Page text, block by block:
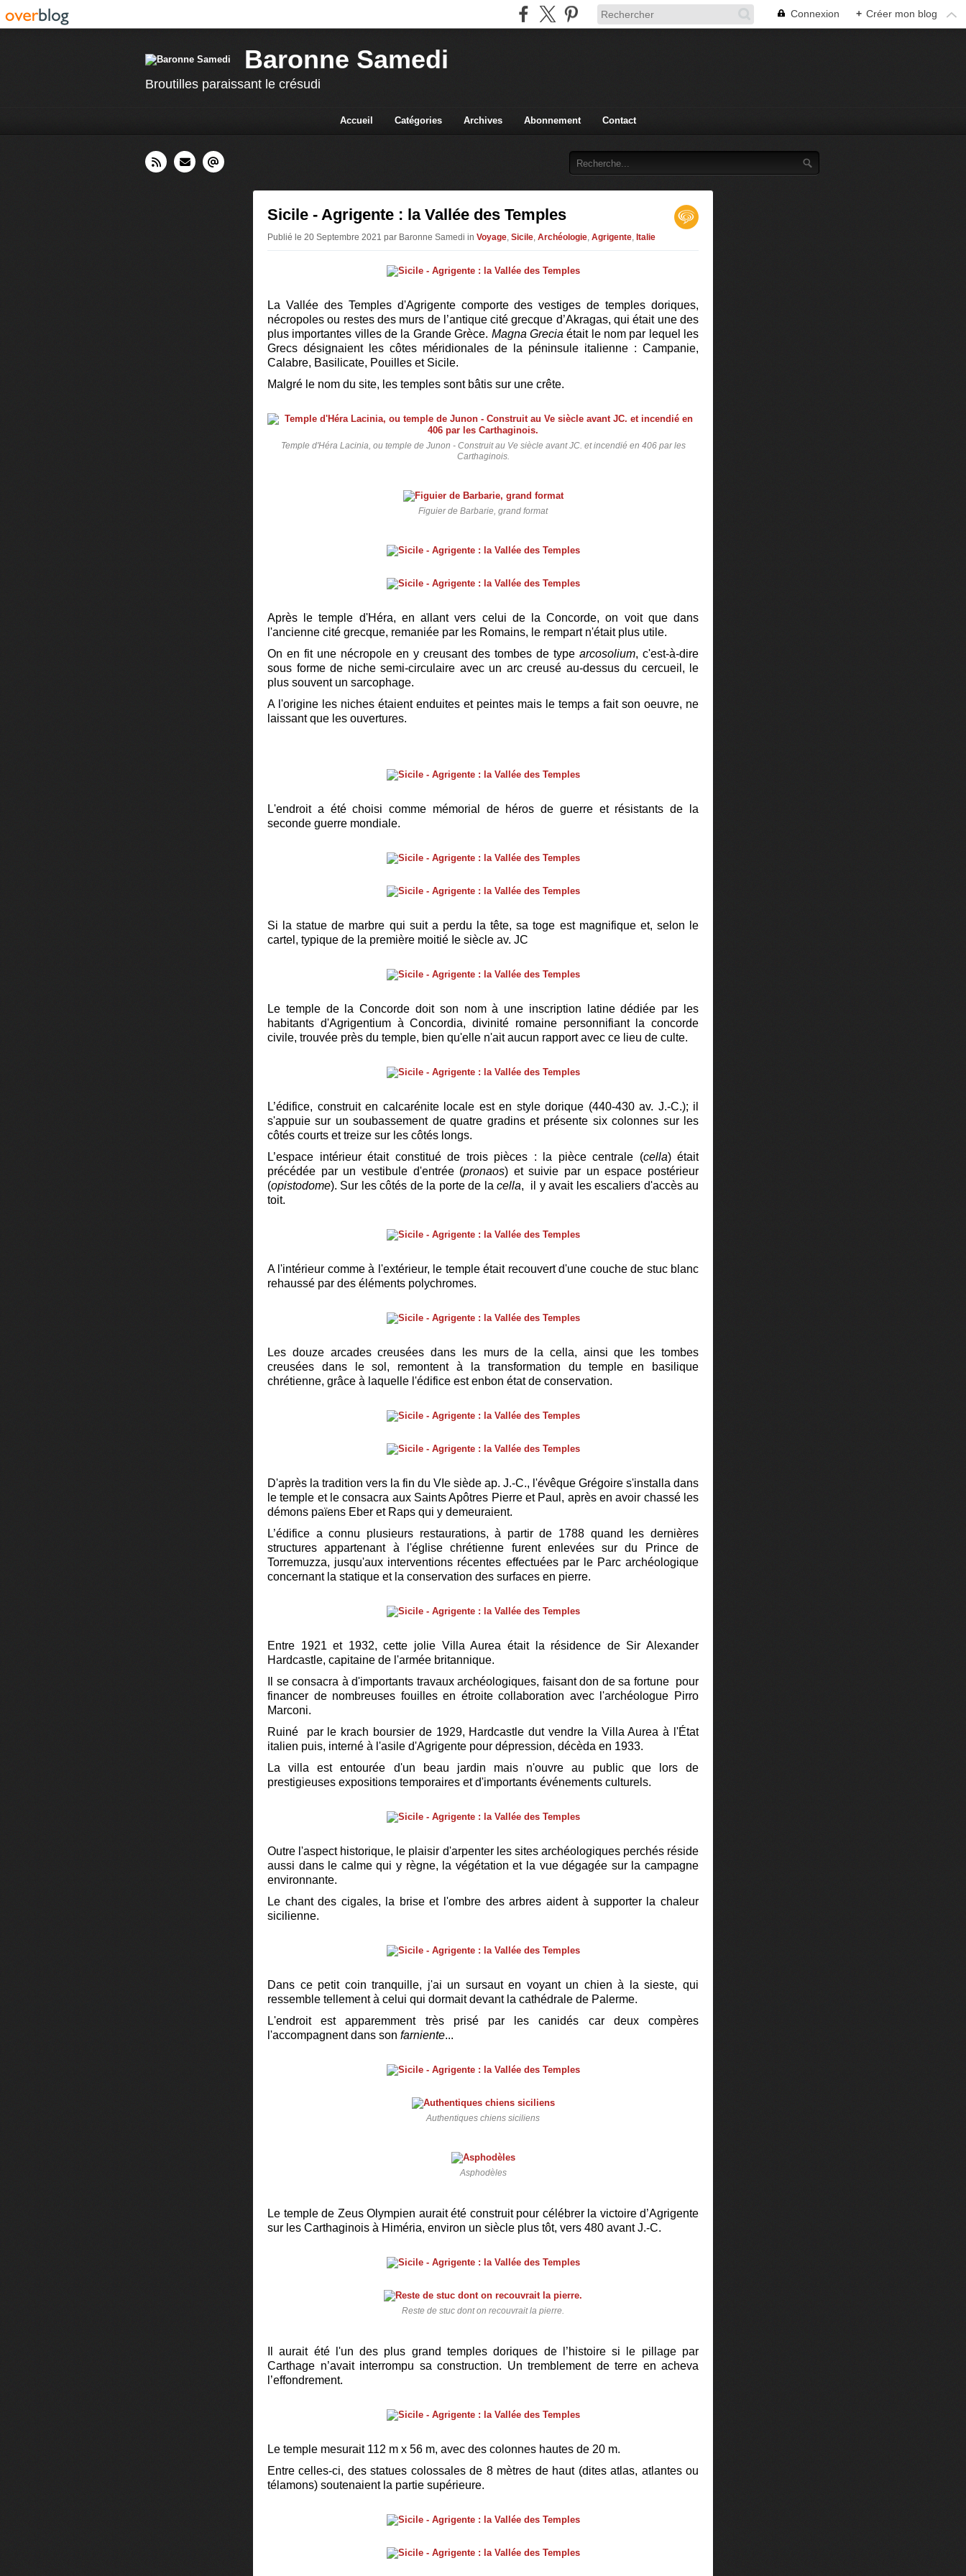
Connexion + Créer mon blog
Baronne Samedi
Broutilles paraissant le crésudi
Accueil Catégories Archives Abonnement Contact
Sicile - Agrigente : la Vallée des Temples
Publié le 20 Septembre 2021 par Baronne Samedi in Voyage, Sicile, Archéologie, Agrigente, Italie
La Vallée des Temples d'Agrigente comporte des vestiges de temples doriques,
nécropoles ou restes des murs de l’antique cité grecque d’Akragas, qui était une des
plus importantes villes de la Grande Grèce. Magna Grecia était le nom par lequel les
Grecs désignaient les côtes méridionales de la péninsule italienne : Campanie,
Calabre, Basilicate, Pouilles et Sicile.
Malgré le nom du site, les temples sont bâtis sur une crête.
Temple d'Héra Lacinia, ou temple de Junon - Construit au Ve siècle avant JC. et incendié en 406 par les
Carthaginois.
Figuier de Barbarie, grand format
Après le temple d'Héra, en allant vers celui de la Concorde, on voit que dans
l'ancienne cité grecque, remaniée par les Romains, le rempart n'était plus utile.
On en fit une nécropole en y creusant des tombes de type arcosolium, c'est-à-dire
sous forme de niche semi-circulaire avec un arc creusé au-dessus du cercueil, le
plus souvent un sarcophage.
A l'origine les niches étaient enduites et peintes mais le temps a fait son oeuvre, ne
laissant que les ouvertures.
L'endroit a été choisi comme mémorial de héros de guerre et résistants de la
seconde guerre mondiale.
Si la statue de marbre qui suit a perdu la tête, sa toge est magnifique et, selon le
cartel, typique de la première moitié Ie siècle av. JC
Le temple de la Concorde doit son nom à une inscription latine dédiée par les
habitants d'Agrigentium à Concordia, divinité romaine personnifiant la concorde
civile, trouvée près du temple, bien qu'elle n'ait aucun rapport avec ce lieu de culte.
L’édifice, construit en calcarénite locale est en style dorique (440-430 av. J.-C.); il
s'appuie sur un soubassement de quatre gradins et présente six colonnes sur les
côtés courts et treize sur les côtés longs.
L’espace intérieur était constitué de trois pièces : la pièce centrale (cella) était
précédée par un vestibule d'entrée (pronaos) et suivie par un espace postérieur
(opistodome). Sur les côtés de la porte de lacella, il y avait les escaliers d'accès au
toit.
A l'intérieur comme à l'extérieur, le temple était recouvert d'une couche de stuc blanc
rehaussé par des éléments polychromes.
Les douze arcades creusées dans les murs de la cella, ainsi que les tombes
creusées dans le sol, remontent à la transformation du temple en basilique
chrétienne, grâce à laquelle l'édifice est enbon état de conservation.
D'après la tradition vers la fin du VIe siède ap. J.-C., l'évêque Grégoire s'installa dans
le temple et le consacra aux Saints Apôtres Pierre et Paul, après en avoir chassé les
démons païens Eber et Raps qui y demeuraient.
L’édifice a connu plusieurs restaurations, à partir de 1788 quand les dernières
structures appartenant à l'église chrétienne furent enlevées sur du Prince de
Torremuzza, jusqu'aux interventions récentes effectuées par le Parc archéologique
concernant la statique et la conservation des surfaces en pierre.
Entre 1921 et 1932, cette jolie Villa Aurea était la résidence de Sir Alexander
Hardcastle, capitaine de l'armée britannique.
Il se consacra à d'importants travaux archéologiques, faisant don de sa fortune pour
financer de nombreuses fouilles en étroite collaboration avec l'archéologue Pirro
Marconi.
Ruiné par le krach boursier de 1929, Hardcastle dut vendre la Villa Aurea à l'État
italien puis, interné à l'asile d'Agrigente pour dépression, décèda en 1933.
La villa est entourée d'un beau jardin mais n'ouvre au public que lors de
prestigieuses expositions temporaires et d'importants événements culturels.
Outre l'aspect historique, le plaisir d'arpenter les sites archéologiques perchés réside
aussi dans le calme qui y règne, la végétation et la vue dégagée sur la campagne
environnante.
Le chant des cigales, la brise et l'ombre des arbres aident à supporter la chaleur
sicilienne.
Dans ce petit coin tranquille, j'ai un sursaut en voyant un chien à la sieste, qui
ressemble tellement à celui qui dormait devant la cathédrale de Palerme.
L'endroit est apparemment très prisé par les canidés car deux compères
l'accompagnent dans son farniente...
Authentiques chiens siciliens
Asphodèles
Le temple de Zeus Olympien aurait été construit pour célébrer la victoire d’Agrigente
sur les Carthaginois à Himéria, environ un siècle plus tôt, vers 480 avant J.-C.
Reste de stuc dont on recouvrait la pierre.
Il aurait été l'un des plus grand temples doriques de l’histoire si le pillage par
Carthage n’avait interrompu sa construction. Un tremblement de terre en acheva
l’effondrement.
Le temple mesurait 112 m x 56 m, avec des colonnes hautes de 20 m.
Entre celles-ci, des statues colossales de 8 mètres de haut (dites atlas, atlantes ou
télamons) soutenaient la partie supérieure.